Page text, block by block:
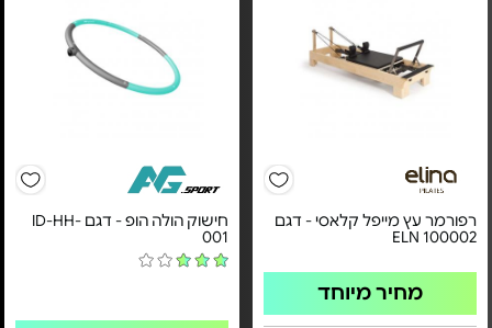
רפורמר עץ מייפל קלאסי - דגם
ELN 100002
מחיר מיוחד
חישוק הולה הופ - דגם ID-HH-
001